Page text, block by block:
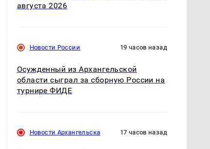
августа 2026
Новости России 19 часов назад
Осужденный из Архангельской
области сыграл за сборную России на
турнире ФИДЕ
Новости Архангельска 17 часов назад